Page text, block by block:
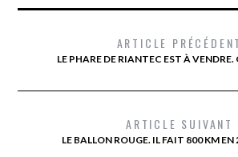
ARTICLE PRÉCÉDENT
LE PHARE DE RIANTEC EST À VENDRE.
ARTICLE SUIVANT
LE BALLON ROUGE. IL FAIT 800 KM EN